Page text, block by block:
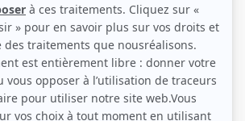
et Guy Nadon (Photo: Téléfilm Canada)
de l'histoire
télévisée, Louis-Bernard Lapointe a vu sa